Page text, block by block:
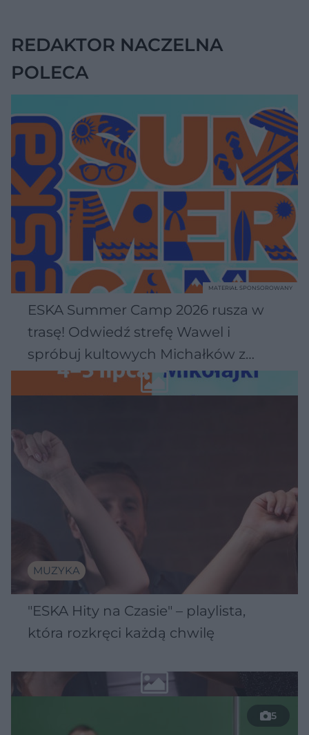
REDAKTOR NACZELNA
POLECA
ESKA Summer Camp 2026 rusza w
trasę! Odwiedź strefę Wawel i
spróbuj kultowych Michałków z
Wawelu
MATERIAŁ SPONSOROWANY
MUZYKA
"ESKA Hity na Czasie" – playlista,
która rozkręci każdą chwilę
5